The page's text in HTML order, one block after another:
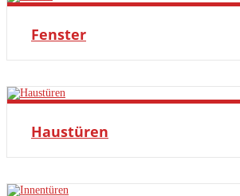
Fenster
Haustüren